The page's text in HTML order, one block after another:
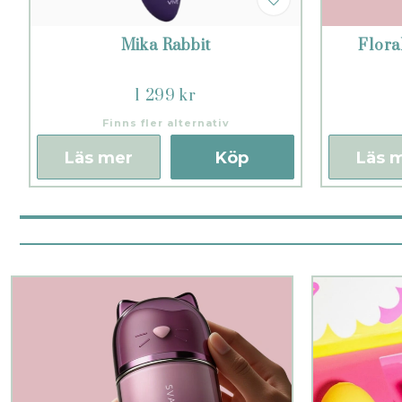
Mika Rabbit
1 299 kr
Finns fler alternativ
Köp
Läs mer Läs